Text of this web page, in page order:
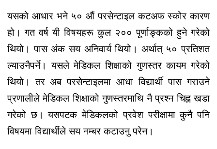
यसको आधार भने ५० औं परसेन्टाइल कटअफ स्कोर कारण
हो। गत वर्ष यी विषयहरू कुल २०० पूर्णाङ्कको हुने गरेको
थियो। पास अंक सय अनिवार्य थियो। अर्थात् ५० प्रतिशत
ल्याउनैपर्ने। यसले मेडिकल शिक्षाको गुणस्तर कायम गरेको
थियो। तर अब परसेन्टाइलमा आधा विद्यार्थी पास गराउने
प्रणालीले मेडिकल शिक्षाको गुणस्तरमाथि नै प्रश्न चिह्न खडा
गरेको छ। यसपटक मेडिकलको प्रवेश परीक्षामा कुनै पनि
विषयमा विद्यार्थीले सय नम्बर कटाउनु परेन।